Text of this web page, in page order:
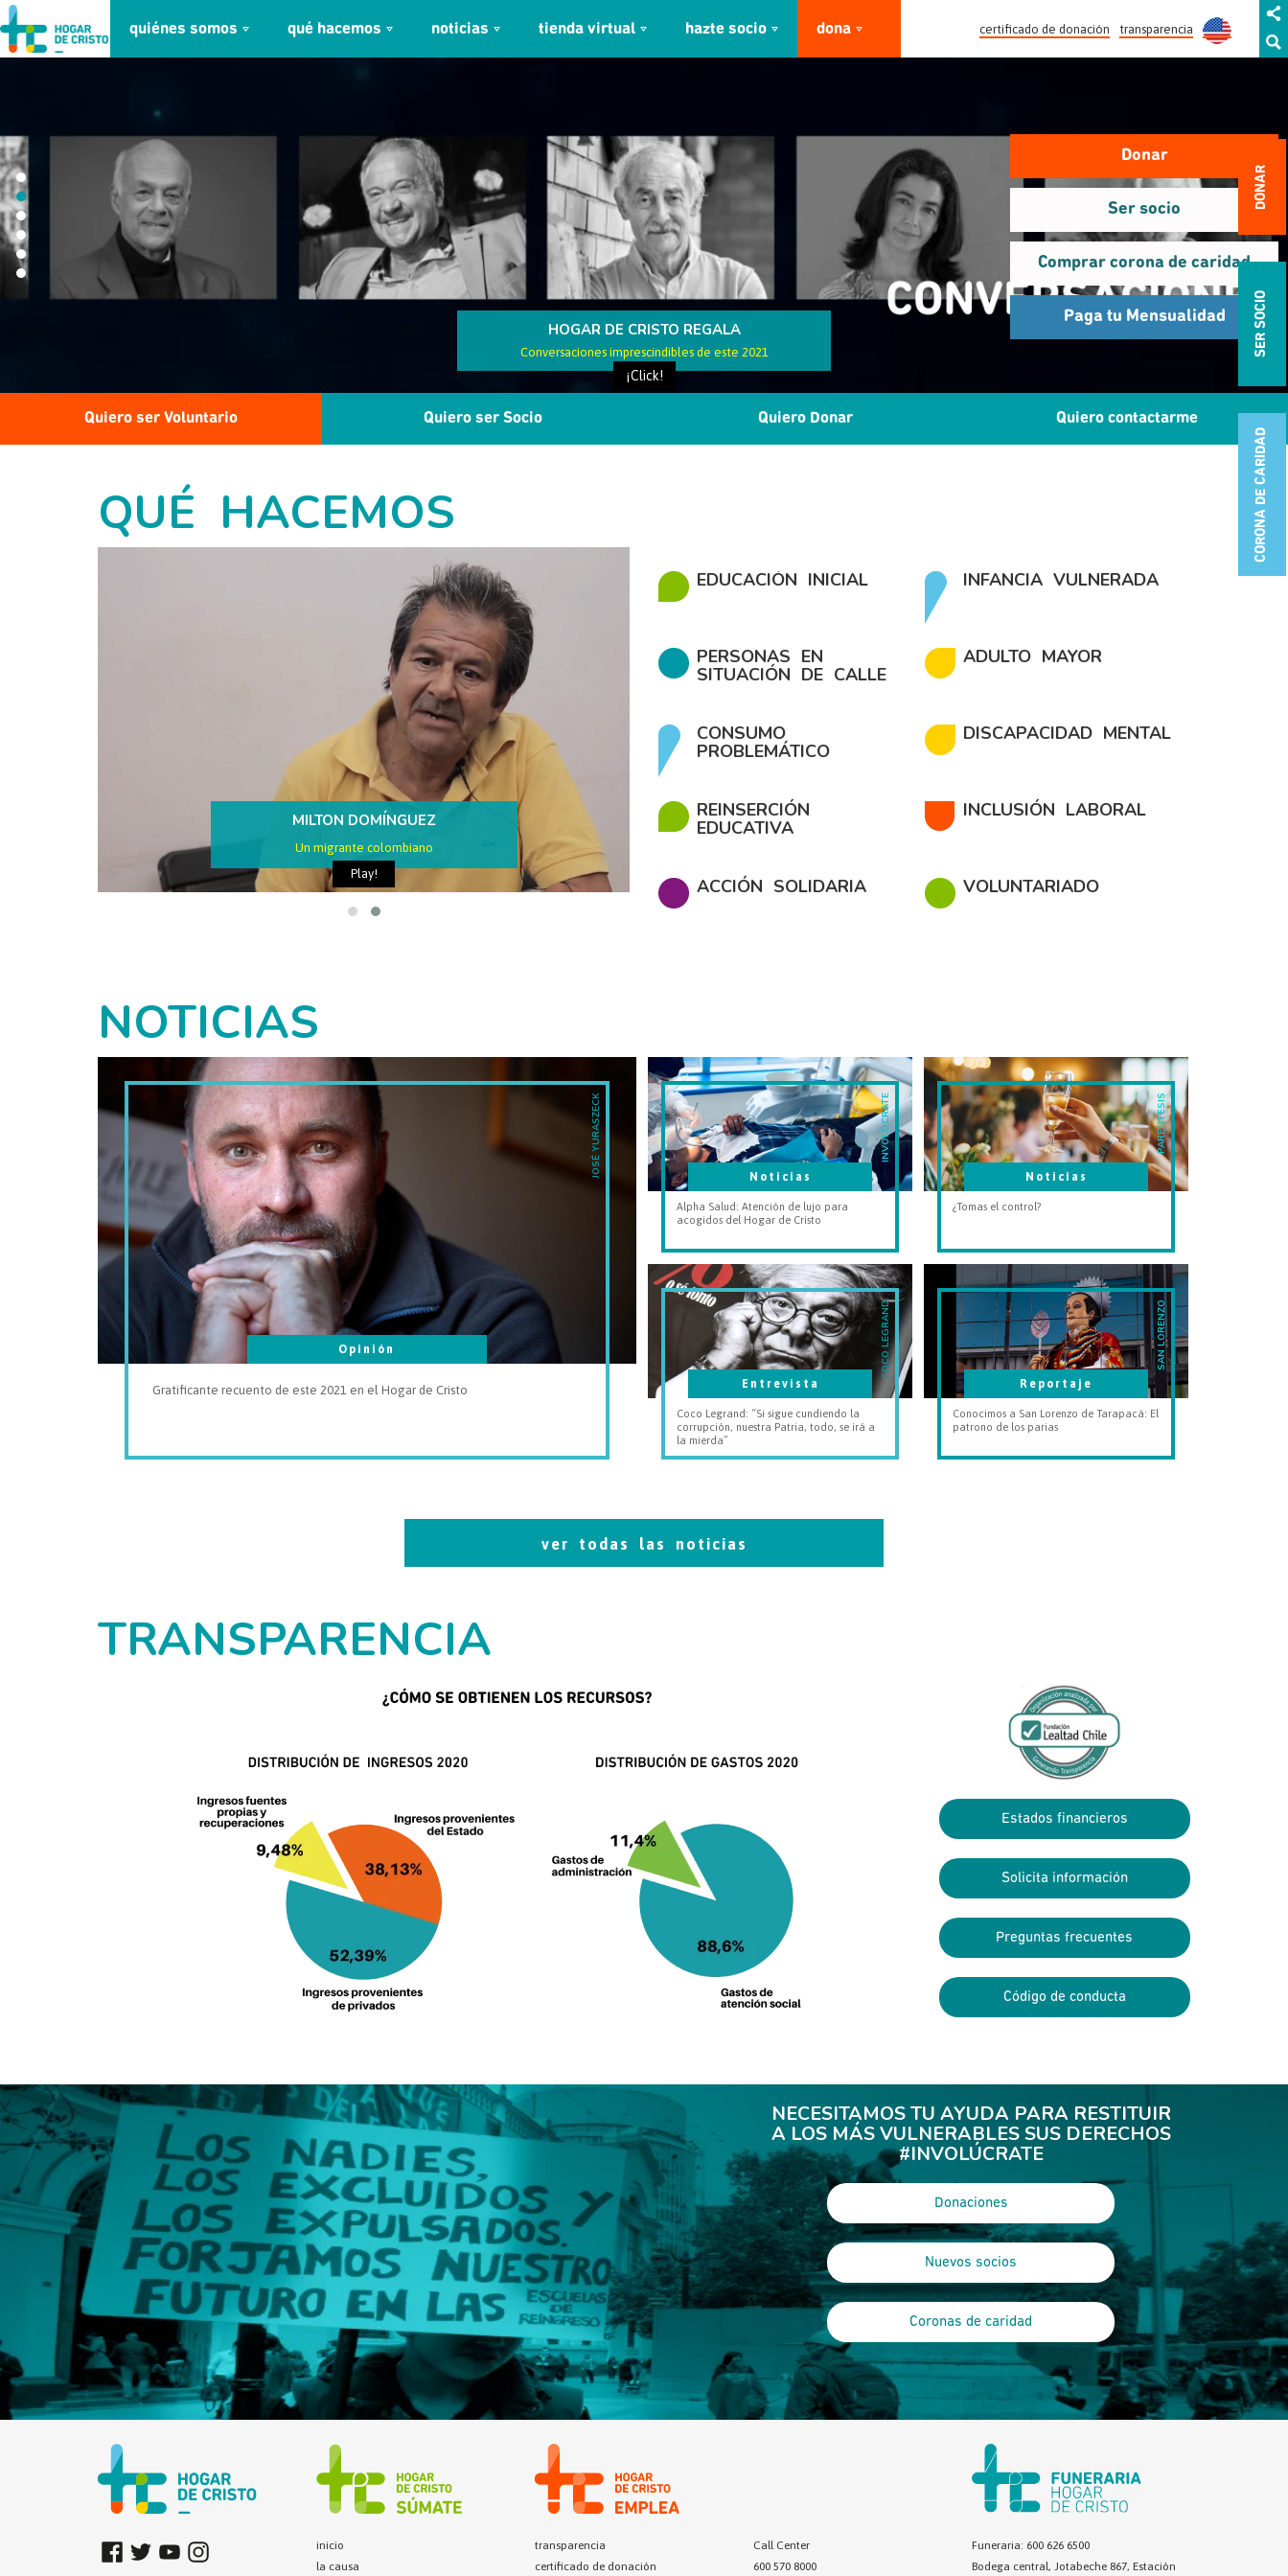
quiénes somos qué hacemos noticias tienda virtual hazte socio dona transparencia
certificado de donación
займ онлайн без проверок
Donar
Ser socio
Comprar corona de caridad
Paga tu Mensualidad
HOGAR DE CRISTO REGALA
Conversaciones imprescindibles de este 2021
¡Click!
Quiero ser Voluntario Quiero ser Socio Quiero Donar Quiero contactarme
CORONA DE CARIDAD
SER SOCIO
DONAR
QUÉ HACEMOS
MILTON DOMÍNGUEZ
Un migrante colombiano
Play!
VILLA ALESSANDRI:
EDUCACIÓN INICIAL INFANCIA VULNERADA
PERSONAS EN
SITUACIÓN DE CALLE
ADULTO MAYOR
CONSUMO
PROBLEMÁTICO
DISCAPACIDAD MENTAL
REINSERCIÓN
EDUCATIVA
INCLUSIÓN LABORAL
ACCIÓN SOLIDARIA VOLUNTARIADO
NOTICIAS
JOSÉ YURASZECK
Opinión
Gratificante recuento de este 2021 en el Hogar de Cristo
INVOLÚCRATE
Noticias
Alpha Salud: Atención de lujo para
acogidos del Hogar de Cristo
PARÉNTESIS
Noticias
¿Tomas el control?
COCO LEGRAND
Entrevista
Coco Legrand: “Si sigue cundiendo la
corrupción, nuestra Patria, todo, se irá a
la mierda”
SAN LORENZO
Reportaje
Conocimos a San Lorenzo de Tarapacá: El
patrono de los parias
ver todas las noticias
TRANSPARENCIA
Estados financieros
Solicita información
Preguntas frecuentes
Código de conducta
NECESITAMOS TU AYUDA PARA RESTITUIR
A LOS MÁS VULNERABLES SUS DERECHOS
#INVOLÚCRATE
Donaciones
Nuevos socios
Coronas de caridad
inicio
la causa
transparencia
certificado de donación
Call Center
600 570 8000
Funeraria: 600 626 6500
Bodega central, Jotabeche 867, Estación